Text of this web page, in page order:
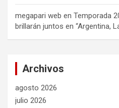
megapari web en Temporada
brillarán juntos en “Argentina,
Archivos
agosto 2026
julio 2026